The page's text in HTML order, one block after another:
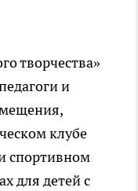
творчества»
и
клубе
спортивном
для детей с